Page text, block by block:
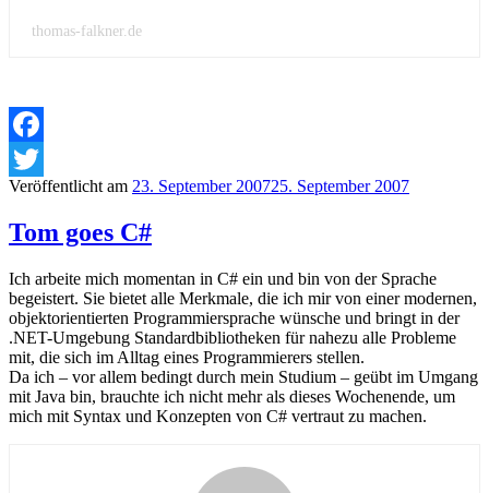
thomas-falkner.de
Facebook
Twitter
Veröffentlicht am 23. September 200725. September 2007
Tom goes C#
Ich arbeite mich momentan in C# ein und bin von der Sprache
begeistert. Sie bietet alle Merkmale, die ich mir von einer modernen,
objektorientierten Programmiersprache wünsche und bringt in der
.NET-Umgebung Standardbibliotheken für nahezu alle Probleme
mit, die sich im Alltag eines Programmierers stellen.
Da ich – vor allem bedingt durch mein Studium – geübt im Umgang
mit Java bin, brauchte ich nicht mehr als dieses Wochenende, um
mich mit Syntax und Konzepten von C# vertraut zu machen.